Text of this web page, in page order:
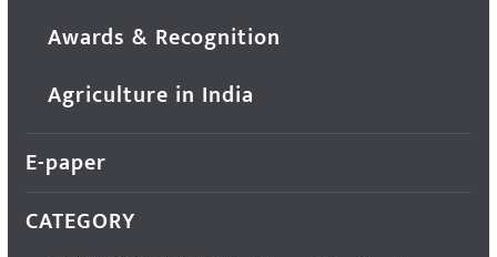
Awards & Recognition
Agriculture in India
E-paper
CATEGORY